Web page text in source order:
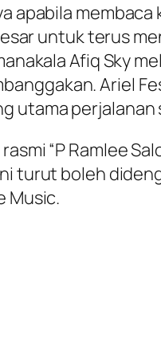
apabila
untuk terus
Afiq Sky
Ariel
utama perjalanan
“P Ramlee
turut boleh
Music.